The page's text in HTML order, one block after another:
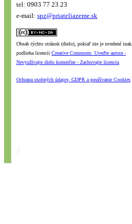
tel: 0903 77 23 23
e-mail: spz@priateliazeme.sk
Obsah týchto stránok (dielo), pokiaľ nie je uvedené inak,
podlieha licencii Creative Commons: Uveďte autora -
Nevyužívajte dielo komerčne - Zachovajte licenciu
Ochrana osobných údajov, GDPR a používanie Cookies